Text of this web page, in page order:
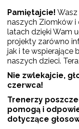
Pamiętajcie!
naszych Ziomków i
latach dzięki Wam
projekty zarówno
jak i te wspierające
naszych dzieci.
Nie zwlekajcie,
czerwca!
Trenerzy
pomogą i
dotyczące